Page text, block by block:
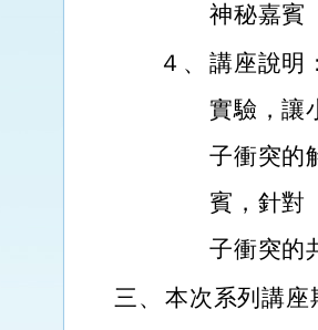
神秘嘉賓
４、 講座說明
實驗，讓
子衝突的
賓，針對
子衝突的
三、 本次系列講座